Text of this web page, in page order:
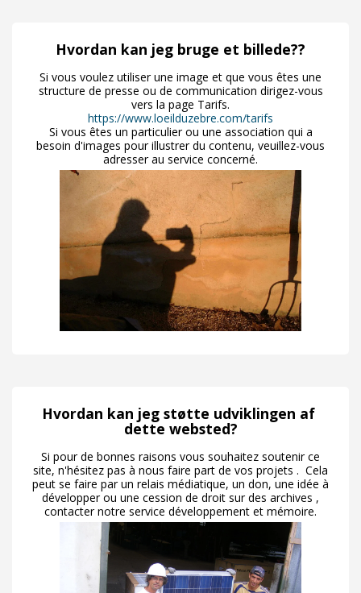
Hvordan kan jeg bruge et billede??
Si vous voulez utiliser une image et que vous êtes une
structure de presse ou de communication dirigez-vous
vers la page Tarifs.
https://www.loeilduzebre.com/tarifs
Si vous êtes un particulier ou une association qui a
besoin d'images pour illustrer du contenu, veuillez-vous
adresser au service concerné.
Hvordan kan jeg støtte udviklingen af ​​
dette websted?
Si pour de bonnes raisons vous souhaitez soutenir ce
site, n'hésitez pas à nous faire part de vos projets . Cela
peut se faire par un relais médiatique, un don, une idée à
développer ou une cession de droit sur des archives ,
contacter notre service développement et mémoire.